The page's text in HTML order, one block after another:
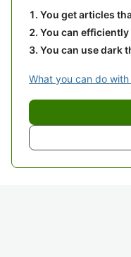
You get articles
You can
You can use dark
What you can do